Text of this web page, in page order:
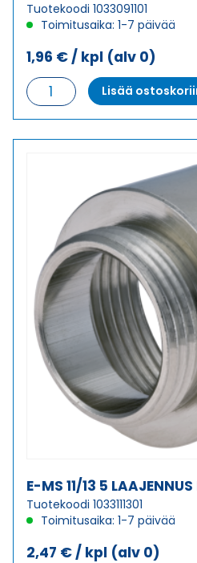
Tuotekoodi 1033091101
Toimitusaika: 1-7 päivää
1,96 € / kpl (alv 0)
E-
MS
9/11
Lisää
E-MS 11/13 5 LAAJENNUS
Tuotekoodi 1033111301
Toimitusaika: 1-7 päivää
2,47 € / kpl (alv 0)